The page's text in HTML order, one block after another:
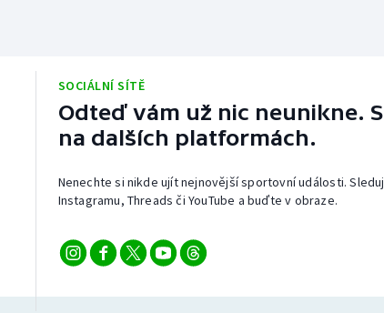
SOCIÁLNÍ SÍTĚ
Odteď vám už nic neunikne.
na dalších platformách.
Nenechte si nikde ujít nejnovější sportovní události.
Instagramu, Threads či YouTube a buďte v obraze.